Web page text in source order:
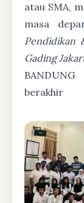
atau SMA,
masa
Pendidikan
Gading
berakhir